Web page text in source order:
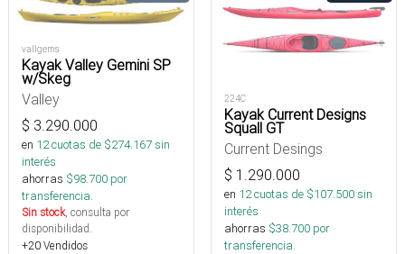
vallgems
Kayak Valley Gemini SP
w/Skeg
Valley
$ 3.290.000
en 12cuotas de $274.167sin
interés
ahorras $98.700 por
transferencia.
Sin stock, consulta por
disponibilidad.
+20 Vendidos
224C
Kayak Current Designs
Squall GT
Current Desings
$ 1.290.000
en 12cuotas de $107.500sin
interés
ahorras $38.700 por
transferencia.